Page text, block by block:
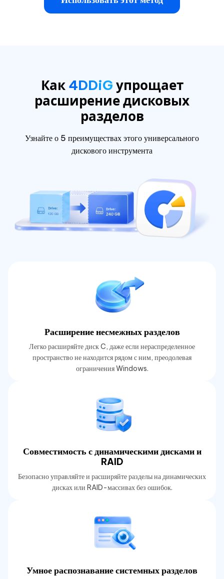
Как 4DDiG упрощает
расширениедисковых
разделов
Узнайте о 5 преимуществах этого универсального
дискового инструмента
Расширение несмежных разделов
Легко расширяйте диск C, даже если нераспределенное
пространство не находится рядом с ним, преодолевая
ограничения Windows.
Совместимость с динамическими дисками и
RAID
Безопасно управляйте и расширяйте разделы на динамических
дисках или RAID-массивах без ошибок.
Умное распознавание системных разделов